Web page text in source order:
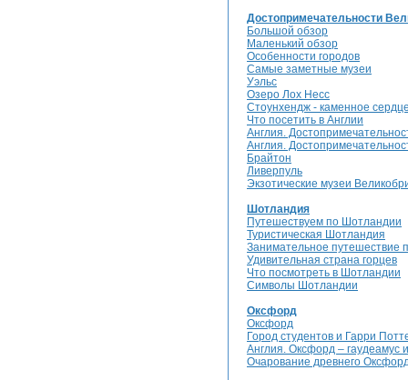
Достопримечательности
Большой обзор
Маленький обзор
Особенности городов
Самые заметные музеи
Уэльс
Озеро Лох Несс
Стоунхендж - каменное
Что посетить в Англии
Англия.
Англия.
Брайтон
Ливерпуль
Экзотические музеи
Шотландия
Путешествуем по Шотландии
Туристическая Шотландия
Занимательное путешествие
Удивительная страна горцев
Что посмотреть в Шотландии
Символы Шотландии
Оксфорд
Оксфорд
Город студентов и Гарри
Англия. Оксфорд – гаудеамус
Очарование древнего